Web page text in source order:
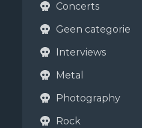
Concerts
Geen categorie
Interviews
Metal
Photography
Rock